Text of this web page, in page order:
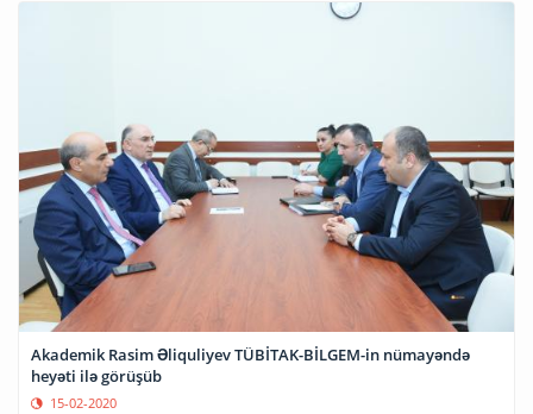
Akademik Rasim Əliquliyev TÜBİTAK-BİLGEM-in nümayəndə
heyəti ilə görüşüb
15-02-2020